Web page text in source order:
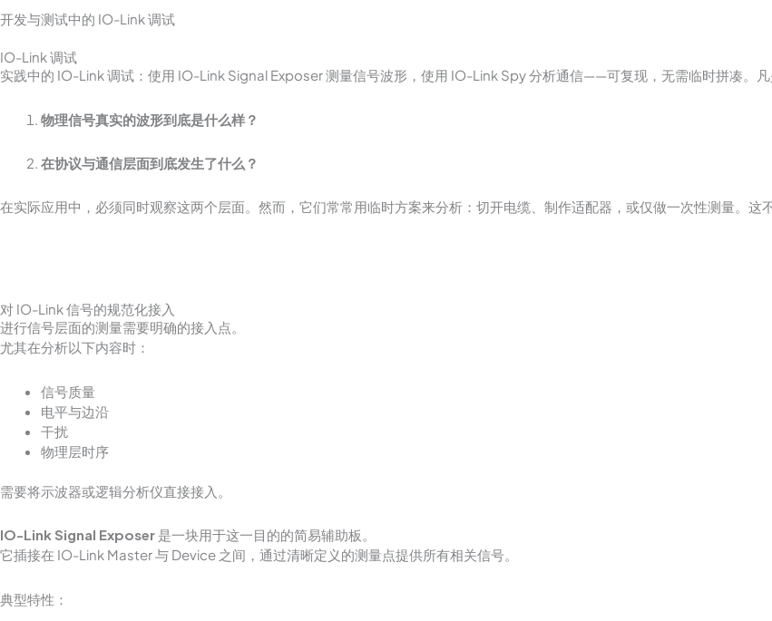
开发与测试中的 IO-Link 调试
IO-Link 调试
实践中的 IO-Link 调试：使用 IO-Link Signal Exposer 测量信号波形，使用 IO-Link Spy 分析通信——可复现，无需临时拼凑。
物理信号真实的波形到底是什么样？
在协议与通信层面到底发生了什么？
在实际应用中，必须同时观察这两个层面。然而，它们常常用临时方案来分析：切开电缆、制作适配器，或仅做一次性测量。这
对 IO-Link 信号的规范化接入
进行信号层面的测量需要明确的接入点。
尤其在分析以下内容时：
信号质量
电平与边沿
干扰
物理层时序
需要将示波器或逻辑分析仪直接接入。
IO-Link Signal Exposer 是一块用于这一目的的简易辅助板。
它插接在 IO-Link Master 与 Device 之间，通过清晰定义的测量点提供所有相关信号。
典型特性：